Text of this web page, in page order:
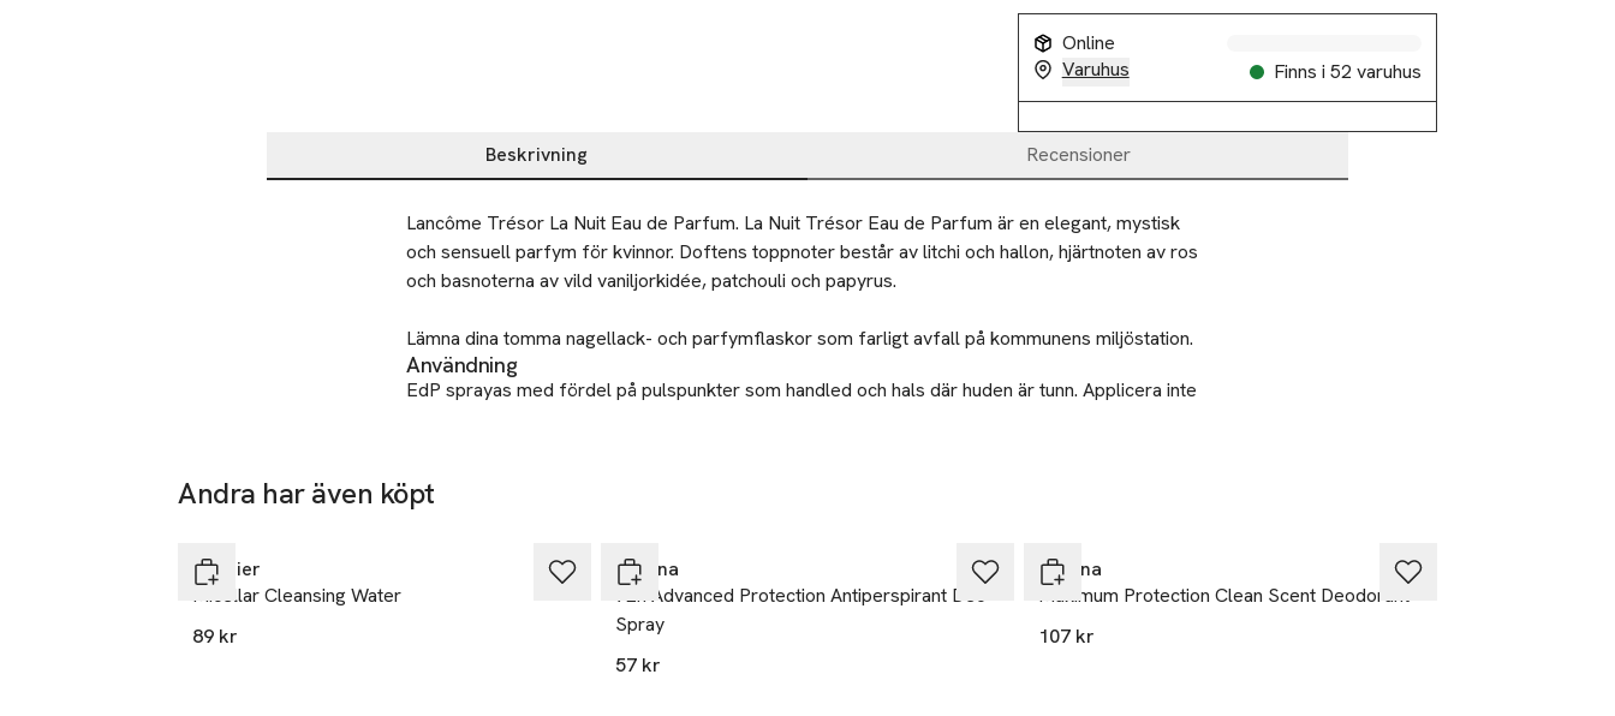
Online
Varuhus
Finns i 52 varuhus
Beskrivning Recensioner
Beskrivning
Lancôme Trésor La Nuit Eau de Parfum. La Nuit Trésor Eau de Parfum är en elegant, mystisk
och sensuell parfym för kvinnor. Doftens toppnoter består av litchi och hallon, hjärtnoten av ros
och basnoterna av vild vaniljorkidée, patchouli och papyrus.
Lämna dina tomma nagellack- och parfymflaskor som farligt avfall på kommunens miljöstation.
Användning
EdP sprayas med fördel på pulspunkter som handled och hals där huden är tunn. Applicera inte
Säkerhet
Andra har även köpt
Garnier
Micellar Cleansing Water
89 kr
Rexona
72h Advanced Protection Antiperspirant Deo
Spray
57 kr
Rexona
Maximum Protection Clean Scent Deodorant
107 kr